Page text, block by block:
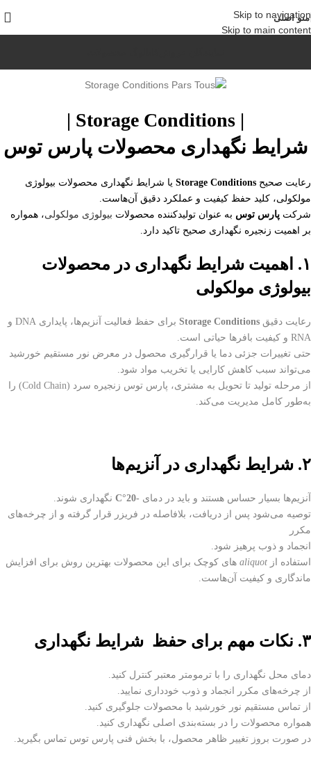
Skip to navigation
Skip to main content
منو اصلی
|
|
شرایط نگهداری محصولات پارس توس
رعایت صحیح Storage Conditions یا شرایط نگهداری محصولات بیولوژی
مولکولی، کلید حفظ کیفیت و عملکرد دقیق آن‌هاست.
شرکت پارس توس به عنوان تولیدکننده محصولات بیولوژی مولکولی، همواره
بر اهمیت زنجیره نگهداری صحیح تاکید دارد.
۱. اهمیت شرایط نگهداری در محصولات
بیولوژی مولکولی
رعایت دقیق Storage Conditions
برای حفظ فعالیت آنزیم‌ها، پایداری DNA و
RNA و کیفیت بافرها حیاتی است.
حتی تغییرات جزئی دما یا قرارگیری محصول در معرض نور مستقیم خورشید
می‌تواند سبب کاهش کارایی یا تخریب مواد شود.
از مرحله تولید تا تحویل به مشتری، پارس توس
زنجیره سرد (Cold Chain) را
به‌طور کامل مدیریت می‌کند.
۲. شرایط نگهداری در آنزیم‌ها
آنزیم‌ها بسیار حساس هستند و باید در دمای -20°C
نگهداری شوند.
توصیه می‌شود پس از دریافت، بلافاصله در فریزر قرار گرفته و از چرخه‌های
مکرر
انجماد و ذوب پرهیز شود.
استفاده از aliquot های کوچک برای این محصولات بهترین روش برای افزایش
ماندگاری و کیفیت آن‌هاست.
۳. نکات مهم برای حفظ شرایط نگهداری
دمای محل نگهداری را با ترمومتر معتبر کنترل کنید.
از چرخه‌های مکرر انجماد و ذوب خودداری نمایید.
از تماس مستقیم نور خورشید با محصولات جلوگیری کنید.
همواره محصولات را در بسته‌بندی اصلی نگهداری کنید.
در صورت بروز تغییر ظاهر محصول، با بخش فنی پارس توس تماس بگیرید.